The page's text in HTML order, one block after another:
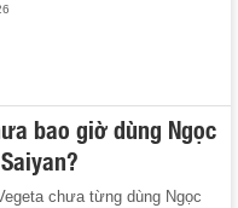
bao giờ dùng Ngọc
chưa từng dùng Ngọc